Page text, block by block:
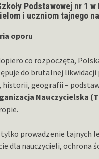
Podstawowej nr 1
i uczniom tajnego
oporu
co rozpoczęta,
do brutalnej
geografii –
Nauczycielska
tylko prowadzenie tajnych
dla nauczycieli,